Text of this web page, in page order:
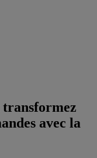
transformez
avec la